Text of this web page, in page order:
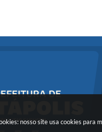
nosso site usa cookies para